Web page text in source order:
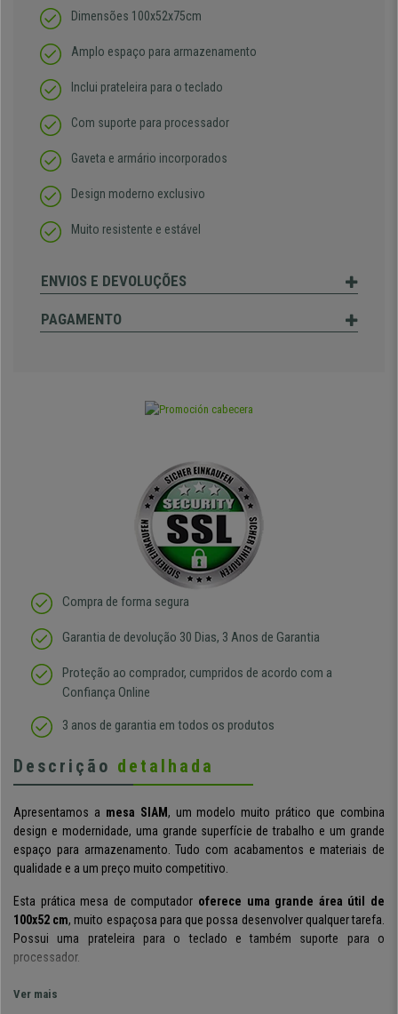
Dimensões 100x52x75cm
Amplo espaço para armazenamento
Inclui prateleira para o teclado
Com suporte para processador
Gaveta e armário incorporados
Design moderno exclusivo
Muito resistente e estável
ENVIOS E DEVOLUÇÕES
PAGAMENTO
Compra de forma segura
Garantia de devolução 30 Dias, 3 Anos de Garantia
Proteção ao comprador, cumpridos de acordo com a
Confiança Online
3 anos de garantia em todos os produtos
Descrição detalhada
Apresentamos a mesa SIAM, um modelo muito prático que combina
design e modernidade, uma grande superfície de trabalho e um grande
espaço para armazenamento. Tudo com acabamentos e materiais de
qualidade e a um preço muito competitivo.
Esta prática mesa de computador oferece uma grande área útil de
100x52 cm, muito espaçosa para que possa desenvolver qualquer tarefa.
Possui uma prateleira para o teclado e também suporte para o
processador.
Também tem grandes
Ver mais